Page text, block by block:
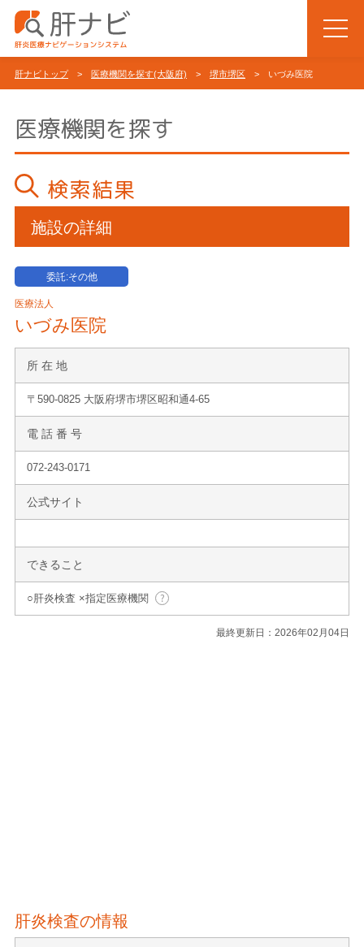
肝ナビトップ> 医療機関を探す(大阪府) > 堺市堺区 > いづみ医院
医療機関を探す
検索結果
施設の詳細
委託:その他
医療法人
いづみ医院
所 在 地
〒590-0825 大阪府堺市堺区昭和通4-65
電 話 番 号
072-243-0171
公式サイト
できること
○肝炎検査 ×指定医療機関
最終更新日：2026年02月04日
肝炎検査の情報